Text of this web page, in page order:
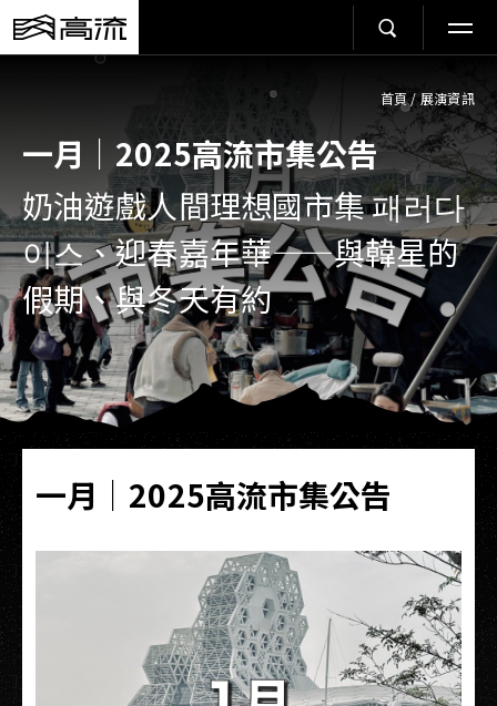
首頁 / 展演資訊
一月｜2025高流市集公告
奶油遊戲人間理想國市集 패러다
이스、迎春嘉年華——與韓星的
假期、與冬天有約
一月｜2025高流市集公告